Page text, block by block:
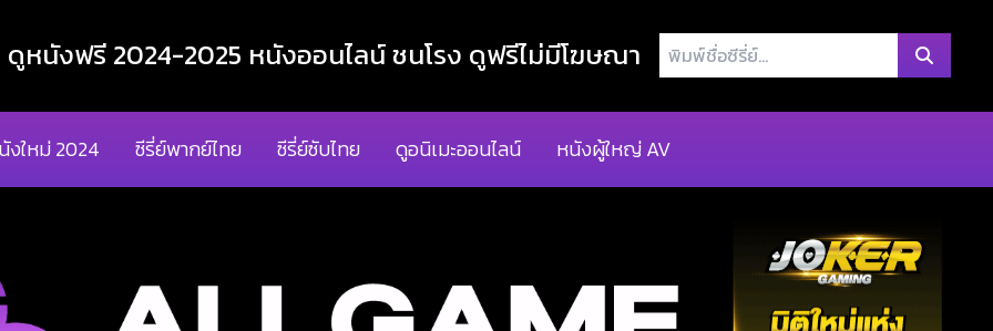
ดูหนังฟรี 2024-2025 หนังออนไลน์ ชนโรง ดูฟรีไม่มีโฆษณา
พิมพ์
ชื่อ
ย์...
งใหม่ 2024 ซีรี่ย์พากย์ไทย ซีรี่ย์ซับไทย ดูอนิเมะออนไลน์ หนังผู้ใหญ่ AV